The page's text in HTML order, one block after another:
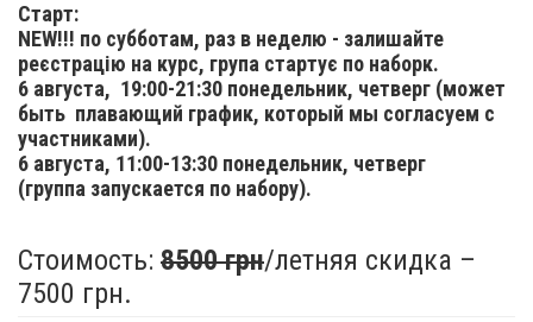
Старт:
NEW!!! по субботам, раз в неделю - залишайте
реєстрацію на курс, група стартує по наборк.
6 августа, 19:00-21:30 понедельник, четверг (может
быть плавающий график, который мы согласуем с
участниками).
6 августа, 11:00-13:30 понедельник, четверг
(группа запускается по набору).
Стоимость: 8500 грн/летняя скидка –
7500 грн.